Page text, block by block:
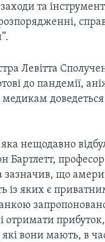
та
Левітта
до пандемії,
нещодавно
Бартлетт, професор
зазначив, що
із яких є
отримати
вони мають, в